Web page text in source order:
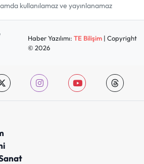
kullanılamaz ve yayınlanamaz
Haber Yazılımı: TE Bilişim| Copyright
© 2026